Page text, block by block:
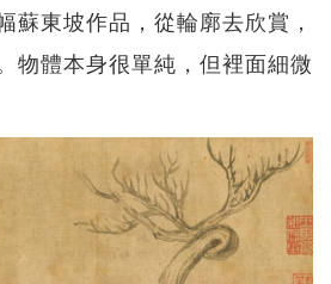
蘇東坡作品，從輪廓去欣賞，
物體本身很單純，但裡面細微